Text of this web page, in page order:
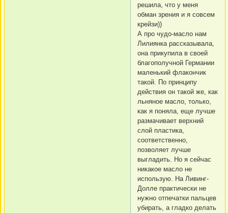
решила, что у меня
обман зрения и я совсем
крейзи))
А про чудо-масло нам
Лилиянка рассказывала,
она прикупила в своей
благополучной Германии
маленький флакончик
такой. По принципу
действия он такой же, как
льняное масло, только,
как я поняла, еще лучше
размачивает верхний
слой пластика,
соответственно,
позволяет лучше
выгладить. Но я сейчас
никакое масло не
использую. На Ливинг-
Долле практически не
нужно отпечатки пальцев
убирать, а гладко делать